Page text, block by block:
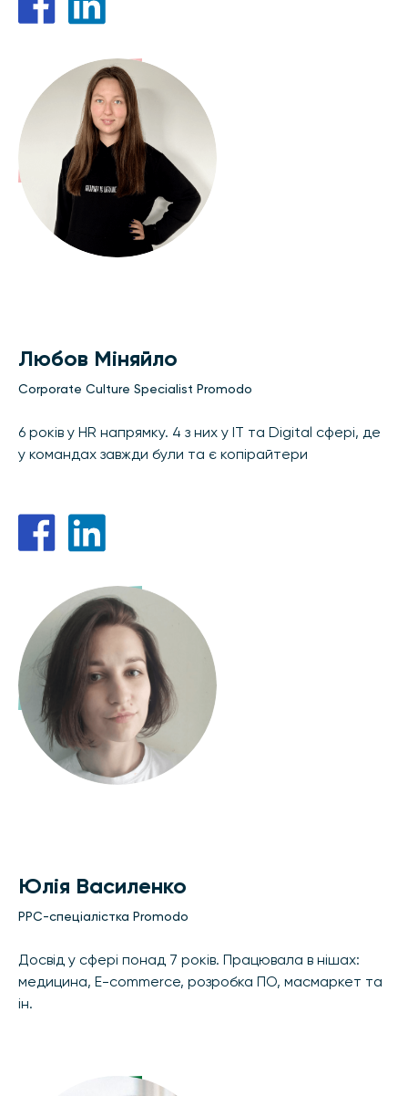
Любов Міняйло
Corporate Culture Specialist Promodo
6 років у HR напрямку. 4 з них у IT та Digital сфері, де
у командах завжди були та є копірайтери
Юлія Василенко
PPC-спеціалістка Promodo
Досвід у сфері понад 7 років. Працювала в нішах:
медицина, E-commerce, розробка ПО, масмаркет та
ін.